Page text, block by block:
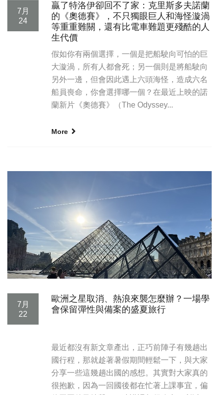
7月
24
贏了特洛伊卻回不了家：克里斯多夫諾蘭
的《奧德賽》，不只獨眼巨人和海怪漩渦
等重重難關，還有比電車難題更殘酷的人
生代價
假如你有兩個選擇，一個是把船駛向可怕的巨
大漩渦，所有人都會死；另一個則是將船駛向
另外一邊，但會因此遇上六頭海怪，造成六名
船員喪命，你會選擇哪一個？在最近上映的諾
蘭新片《奧德賽》（The Odyssey...
More
7月
22
歐洲之星取消、熱浪來襲怎麼辦？一場學
會保留彈性與備案的盛夏旅行
最近都沒有新文章產出，正巧前陣子有幾趟出
國行程，那就趁著暑假期間輕鬆一下，與大家
分享一些這幾趟出國的感想。其實對大家真的
很抱歉，因為一回國後都在忙著上課事宜，偏